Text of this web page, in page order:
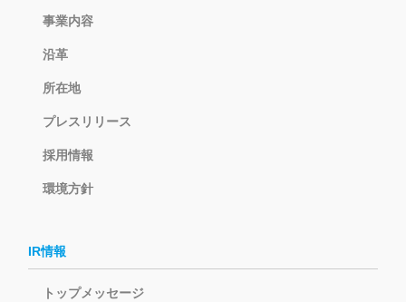
事業内容
沿革
所在地
プレスリリース
採用情報
環境方針
IR情報
トップメッセージ